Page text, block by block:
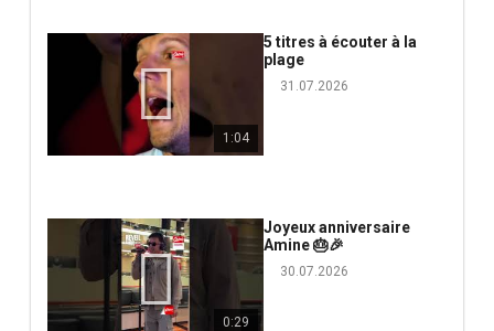
1:04
5 titres à écouter à la
plage
31.07.2026
0:29
Joyeux anniversaire
Amine 🎂🎉
30.07.2026